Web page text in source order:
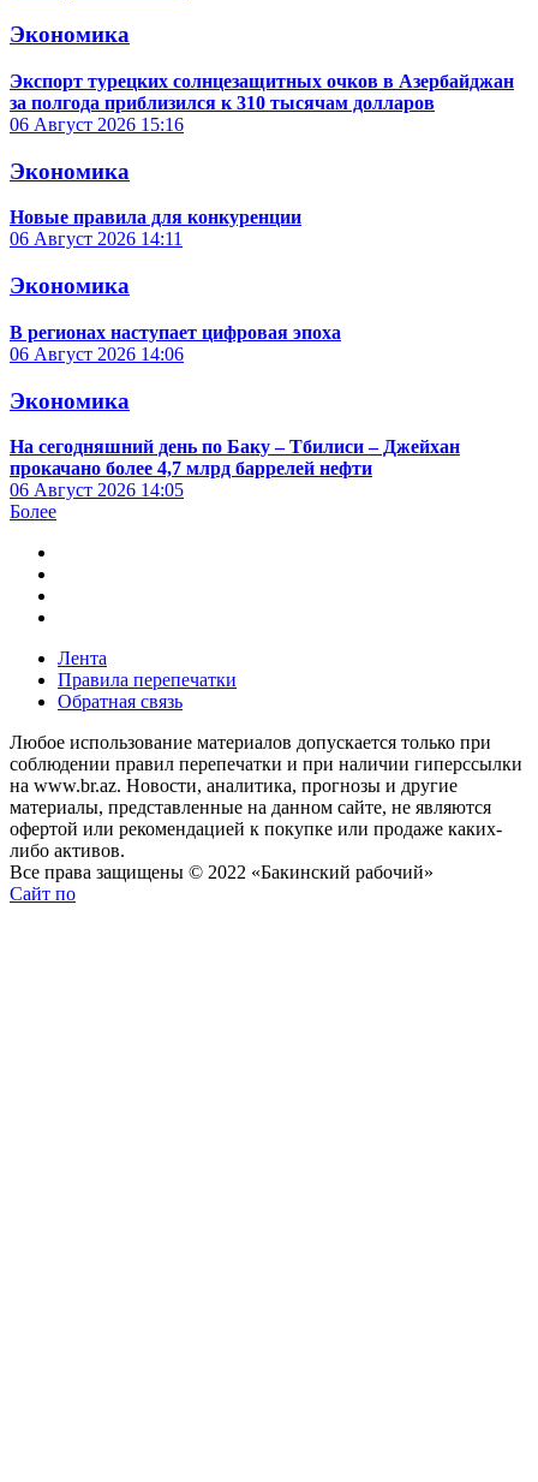
Экономика
Экспорт турецких солнцезащитных очков в Азербайджан
за полгода приблизился к 310 тысячам долларов
06 Август 2026 15:16
Экономика
Новые правила для конкуренции
06 Август 2026 14:11
Экономика
В регионах наступает цифровая эпоха
06 Август 2026 14:06
Экономика
На сегодняшний день по Баку – Тбилиси – Джейхан
прокачано более 4,7 млрд баррелей нефти
06 Август 2026 14:05
Более
Лента
Правила перепечатки
Обратная связь
Любое использование материалов допускается только при
соблюдении правил перепечатки и при наличии гиперссылки
на www.br.az. Новости, аналитика, прогнозы и другие
материалы, представленные на данном сайте, не являются
офертой или рекомендацией к покупке или продаже каких-
либо активов.
Все права защищены © 2022 «Бакинский рабочий»
Сайт по